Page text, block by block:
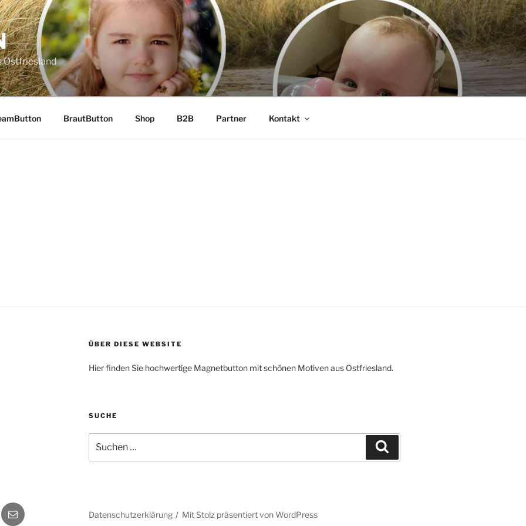
Ostfriesland
BrautButton Shop B2B Partner Kontakt
ÜBER DIESE WEBSITE
Hier finden Sie hochwertige Magnetbutton mit schönen Motiven aus Ostfriesland.
SUCHE
nach:
E-
Datenschutzerklärung Mit Stolz präsentiert von WordPress